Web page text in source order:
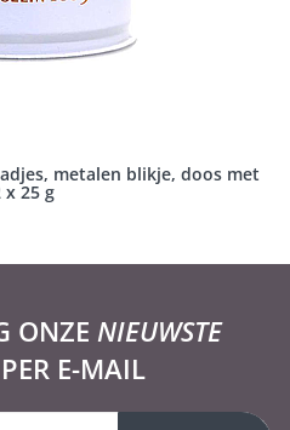
metalen blikje, doos met
x 25 g
ONZE NIEUWSTE
E-MAIL